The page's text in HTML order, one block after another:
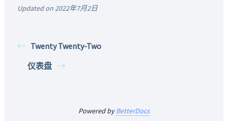
Updated on 2022年7月2日
Twenty Twenty-Two
仪表盘
Powered byBetterDocs